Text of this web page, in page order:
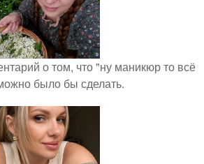
о том, что "ну маникюр то всё
было бы сделать.